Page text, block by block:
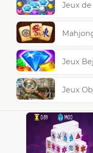
Jeux
Jeux
Jeux